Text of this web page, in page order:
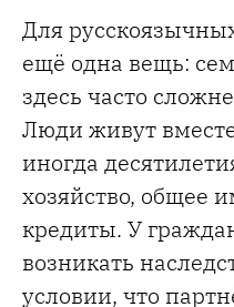
Для
ещё одна вещь:
здесь часто
Люди живут
иногда
хозяйство, общее
кредиты. У
возникать
условии, что